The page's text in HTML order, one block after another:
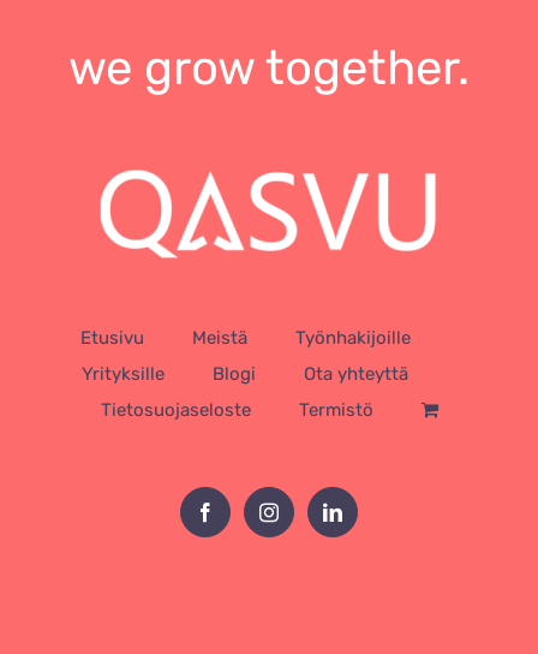
we grow together.
Etusivu Meistä
Työnhakijoille
Yrityksille
Blogi
Ota yhteyttä
Tietosuojaseloste
Termistö